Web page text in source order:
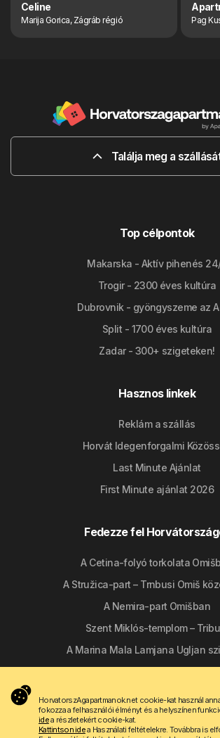
Celine
Marija Gorica, Zágráb régió Pag
Találja meg a
Top célpontok
Makarska - Aktív pihenés
Trogir - 2300 éves kultúra
Dubrovnik - gyöngyszeme az
Split - 1700 éves kultúra
Zadar - 300+ szigeteken!
Hasznos linkek
Reklám a szállás
Horvát Idegenforgalmi
Last Minute Ajánlat
First Minute ajánlat 2026
Fedezze fel
A Cetina-folyó torkolata
A Stružica-part – Trnbusi Omiš
A Nemira-part Omišban
Szent Miklós-templom –
A Marina Mala Lamjana Ugljan
HorvatorszAgapartmanok.net cookie-kat használ
fokozza a felhasználói élményt és a helyszínen
idea részletekért cookie-kat.
Kattintson idea Használati feltételekre. Továbbra is